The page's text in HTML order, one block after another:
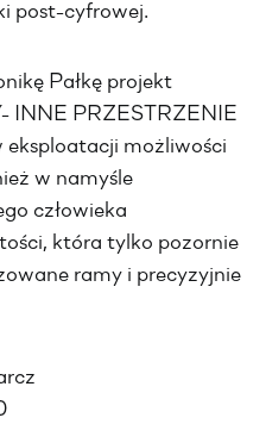
post-cyfrowej.
Pałkę projekt
INNE PRZESTRZENIE
możliwości
w namyśle
człowieka
która tylko pozornie
ramy i precyzyjnie